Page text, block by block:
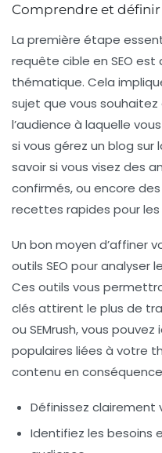
Comprendre et
La première étape
requête cible en SEO
thématique. Cela
sujet que vous
l’audience à laquelle
si vous gérez un blog sur
savoir si vous visez des
confirmés, ou encore
recettes rapides pour les
Un bon moyen d’affiner
outils SEO pour analyser
Ces outils vous
clés attirent le plus de
ou SEMrush, vous
populaires liées à votre
contenu en
Définissez clairement
Identifiez les